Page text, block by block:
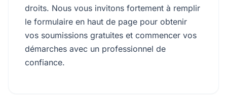
droits. Nous vous invitons fortement à remplir
le formulaire en haut de page pour obtenir
vos soumissions gratuites et commencer vos
démarches avec un professionnel de
confiance.